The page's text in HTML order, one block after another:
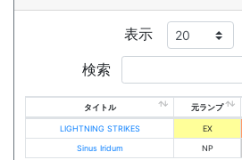
表示
検索
タイトル 元ランプ
LIGHTNING STRIKES EX
Sinus Iridum
NP